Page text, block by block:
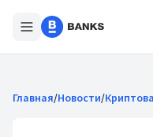
Главная/Новости/